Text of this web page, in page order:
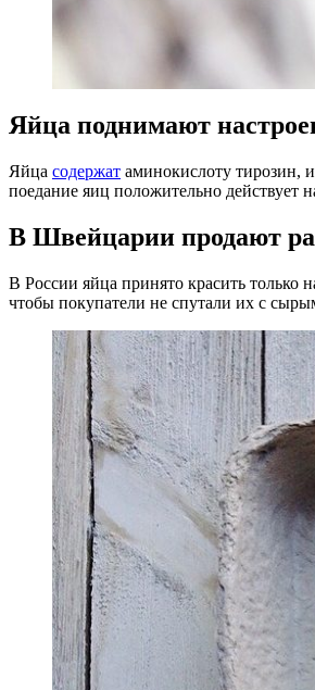
Яйца поднимают
Яйца содержат аминокислоту тирозин,
поедание яиц положительно действует
В Швейцарии продают
В России яйца принято красить только
чтобы покупатели не спутали их с